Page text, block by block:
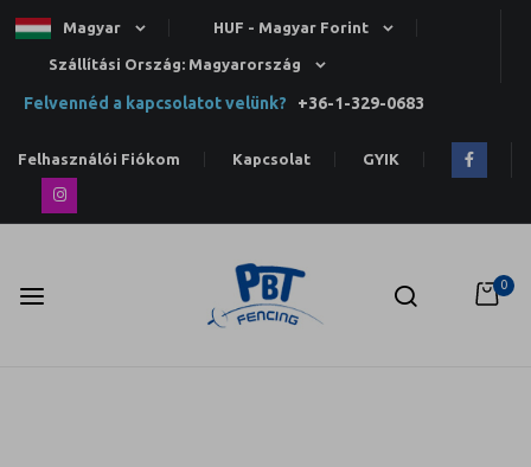
Magyar HUF - Magyar Forint
Szállítási Ország: Magyarország
Felvennéd a kapcsolatot velünk? +36-1-329-0683
Felhasználói Fiókom Kapcsolat GYIK
0